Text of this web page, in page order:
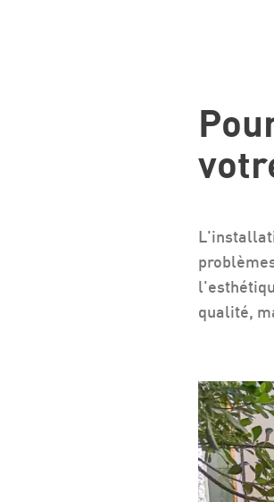
qualité,